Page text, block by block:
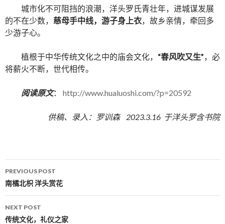
城市化不可阻挡的浪潮，洋头罗氏青壮年，进城谋发展
的不在少数， 慈母手中线，游子身上衣，故乡亲情，牵回多
少游子心。
植根于中华传统文化之中的庙会文化， “春风吹又生”，必
将薪火不断，世代相传。
阅读原文： http://www.hualuoshi.com/?p=20592
供稿、录入：罗训森 2023.3.16 于洋头罗含书院
Post navigation
PREVIOUS POST
南橘北枳 洋头赏花
NEXT POST
传统文化，礼仪之家